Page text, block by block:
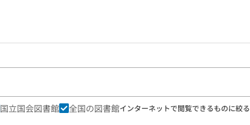
国立国会図書館 全国の図書館インターネットで閲覧できるものに絞る